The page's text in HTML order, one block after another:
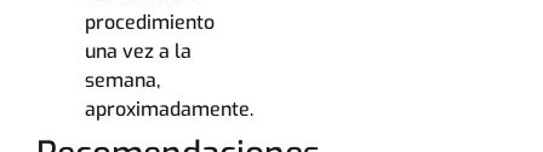
procedimiento
una vez a la
semana,
aproximadamente.